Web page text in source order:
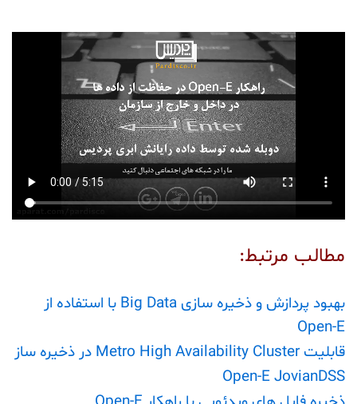
مطالب مرتبط:
بهبود پردازش و ذخیره سازی Big Data با استفاده از
Open-E
قابلیت Metro High Availability Cluster در ذخیره ساز
Open-E JovianDSS